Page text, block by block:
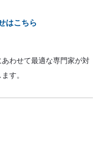
はこちら
わせて最適な専門家が対
す。